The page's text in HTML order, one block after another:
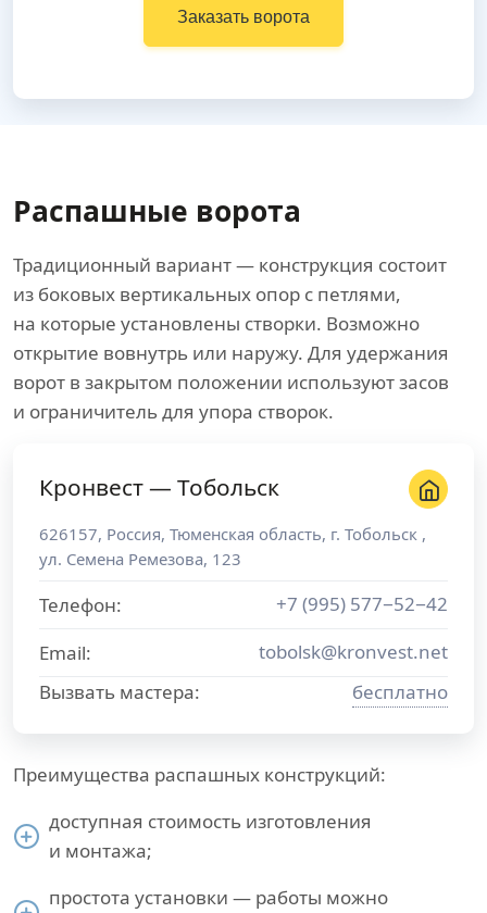
Заказать ворота
Распашные ворота
Традиционный вариант — конструкция состоит
из боковых вертикальных опор с петлями,
на которые установлены створки. Возможно
открытие вовнутрь или наружу. Для удержания
ворот в закрытом положении используют засов
и ограничитель для упора створок.
Преимущества распашных конструкций:
доступная стоимость изготовления
и монтажа;
простота установки — работы можно
Кронвест — Тобольск
626157, Россия, Тюменская область, г. Тобольск ,
ул. Семена Ремезова, 123
Телефон:
+7 (995) 577−52−42
Email:
tobolsk@kronvest.net
Вызвать мастера:
бесплатно